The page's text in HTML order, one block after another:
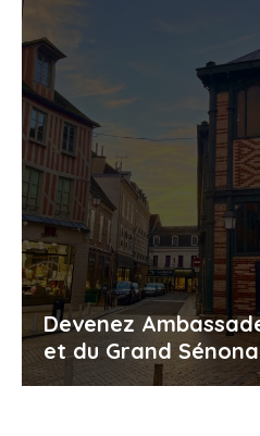
Devenez
et du Grand